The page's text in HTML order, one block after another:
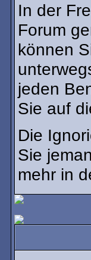
In der
Forum
können
jeden
Sie auf
Die
Sie
mehr in